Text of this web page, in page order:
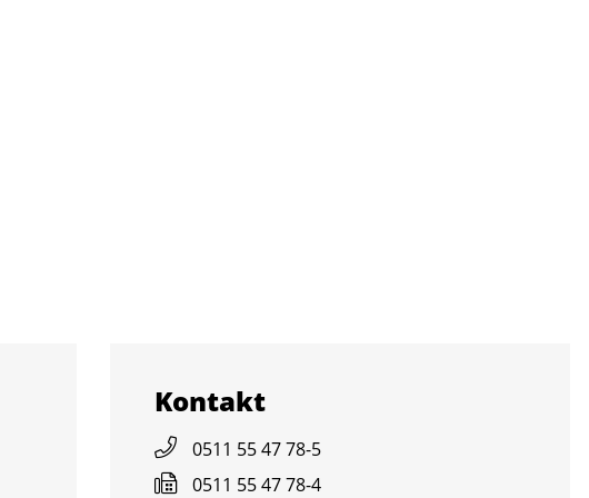
Kon­takt
0511 55 47 78-5
0511 55 47 78-4